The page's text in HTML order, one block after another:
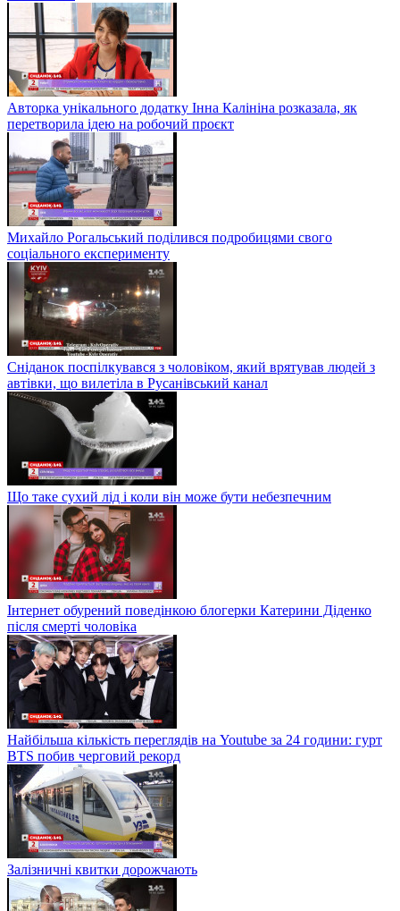
Авторка унікального додатку Інна Калініна розказала, як
перетворила ідею на робочий проєкт
Михайло Рогальський поділився подробицями свого
соціального експерименту
Сніданок поспілкувався з чоловіком, який врятував людей з
автівки, що вилетіла в Русанівський канал
Що таке сухий лід і коли він може бути небезпечним
Інтернет обурений поведінкою блогерки Катерини Діденко
після смерті чоловіка
Найбільша кількість переглядів на Youtube за 24 години: гурт
BTS побив черговий рекорд
Залізничні квитки дорожчають